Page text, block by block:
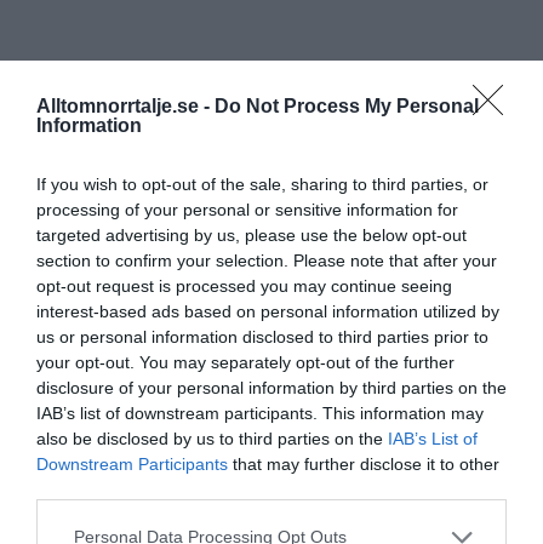
Alltomnorrtalje.se - Do Not Process My Personal
Information
If you wish to opt-out of the sale, sharing to third parties, or
processing of your personal or sensitive information for
targeted advertising by us, please use the below opt-out
section to confirm your selection. Please note that after your
opt-out request is processed you may continue seeing
interest-based ads based on personal information utilized by
us or personal information disclosed to third parties prior to
your opt-out. You may separately opt-out of the further
disclosure of your personal information by third parties on the
IAB’s list of downstream participants. This information may
also be disclosed by us to third parties on the IAB’s List of
Downstream Participants that may further disclose it to other
Personal Data Processing Opt Outs